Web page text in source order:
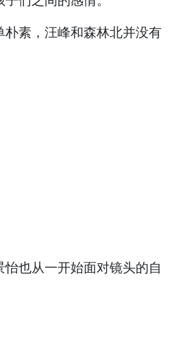
素，汪峰和森林北并没有
也从一开始面对镜头的自